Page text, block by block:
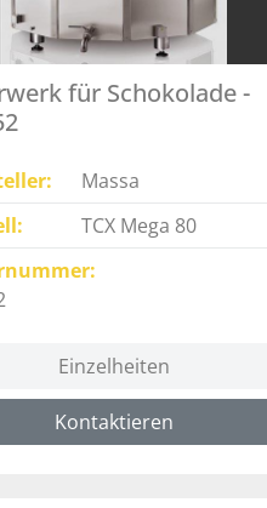
für Schokolade -
Massa
TCX Mega 80
Einzelheiten
Kontaktieren